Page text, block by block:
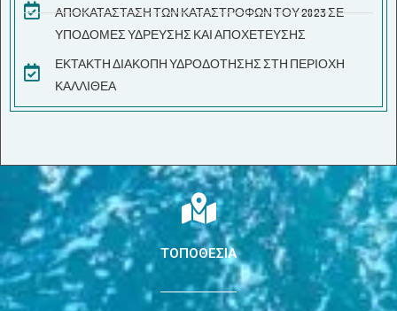
ΑΠΟΚΑΤΑΣΤΑΣΗ ΤΩΝ ΚΑΤΑΣΤΡΟΦΩΝ ΤΟΥ 2023 ΣΕ
ΥΠΟΔΟΜΕΣ ΥΔΡΕΥΣΗΣ ΚΑΙ ΑΠΟΧΕΤΕΥΣΗΣ
ΕΚΤΑΚΤΗ ΔΙΑΚΟΠΗ ΥΔΡΟΔΟΤΗΣΗΣ ΣΤΗ ΠΕΡΙΟΧΗ
ΚΑΛΛΙΘΕΑ
ΤΟΠΟΘΕΣΙΑ